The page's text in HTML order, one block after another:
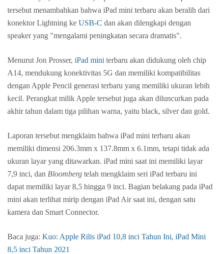
tersebut menambahkan bahwa iPad mini terbaru akan beralih dari
konektor Lightning ke USB-C dan akan dilengkapi dengan
speaker yang "mengalami peningkatan secara dramatis".
Menurut Jon Prosser, iPad mini terbaru akan didukung oleh chip
A14, mendukung konektivitas 5G dan memiliki kompatibilitas
dengan Apple Pencil generasi terbaru yang memiliki ukuran lebih
kecil. Perangkat milik Apple tersebut juga akan diluncurkan pada
akhir tahun dalam tiga pilihan warna, yaitu black, silver dan gold.
Laporan tersebut mengklaim bahwa iPad mini terbaru akan
memiliki dimensi 206.3mm x 137.8mm x 6.1mm, tetapi tidak ada
ukuran layar yang ditawarkan. iPad mini saat ini memiliki layar
7,9 inci, dan Bloomberg telah mengklaim seri iPad terbaru ini
dapat memiliki layar 8,5 hingga 9 inci. Bagian belakang pada iPad
mini akan terlihat mirip dengan iPad Air saat ini, dengan satu
kamera dan Smart Connector.
Baca juga: Kuo: Apple Rilis iPad 10,8 inci Tahun Ini, iPad Mini
8,5 inci Tahun 2021